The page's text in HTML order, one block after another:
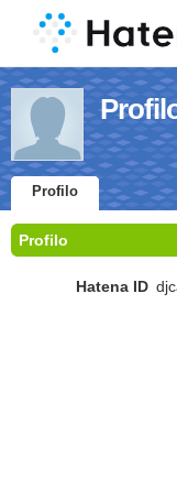
Profilo
Profilo
Hatena ID